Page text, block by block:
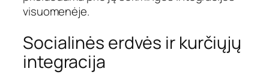
visuomenėje.
Socialinės erdvės ir kurčiųjų
integracija